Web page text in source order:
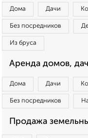
Дома Дачи
Без посредников
Из бруса
Аренда домов,
Дома Дачи
Без посредников
Продажа